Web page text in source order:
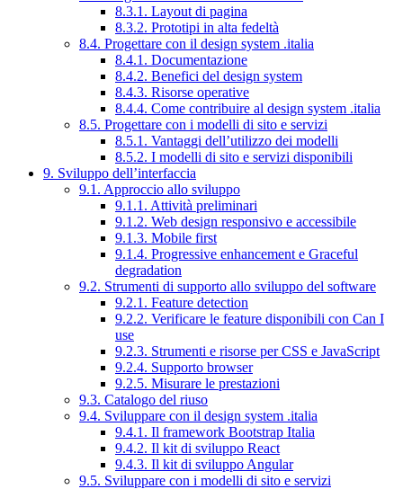
8.3.1. Layout di pagina
8.3.2. Prototipi in alta fedeltà
8.4. Progettare con il design system .italia
8.4.1. Documentazione
8.4.2. Benefici del design system
8.4.3. Risorse operative
8.4.4. Come contribuire al design system .italia
8.5. Progettare con i modelli di sito e servizi
8.5.1. Vantaggi dell’utilizzo dei modelli
8.5.2. I modelli di sito e servizi disponibili
9. Sviluppo dell’interfaccia
9.1. Approccio allo sviluppo
9.1.1. Attività preliminari
9.1.2. Web design responsivo e accessibile
9.1.3. Mobile first
9.1.4. Progressive enhancement e Graceful
degradation
9.2. Strumenti di supporto allo sviluppo del software
9.2.1. Feature detection
9.2.2. Verificare le feature disponibili con Can I
use
9.2.3. Strumenti e risorse per CSS e JavaScript
9.2.4. Supporto browser
9.2.5. Misurare le prestazioni
9.3. Catalogo del riuso
9.4. Sviluppare con il design system .italia
9.4.1. Il framework Bootstrap Italia
9.4.2. Il kit di sviluppo React
9.4.3. Il kit di sviluppo Angular
9.5. Sviluppare con i modelli di sito e servizi